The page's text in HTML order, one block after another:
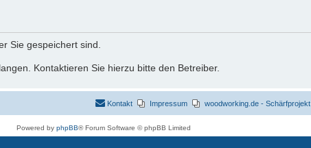
Sie gespeichert sind.
Kontaktieren Sie hierzu bitte den Betreiber.
woodworking.de - Schärfprojekt
Impressum
Kontakt
Powered by phpBB® Forum Software © phpBB Limited